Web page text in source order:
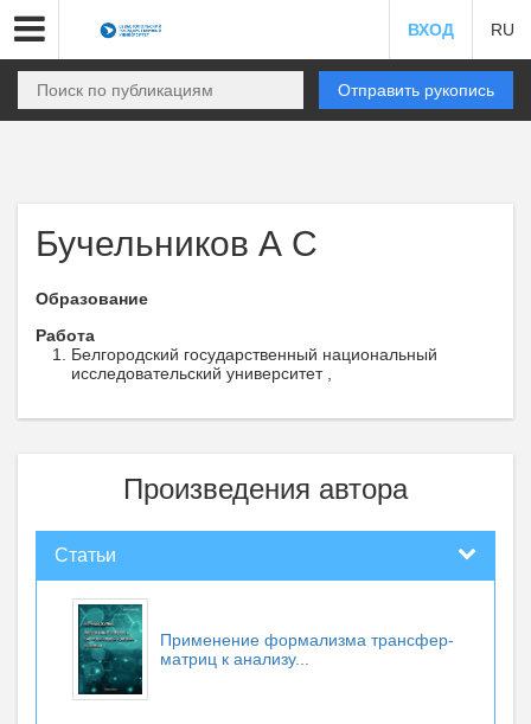
ВХОД RU
Отправить рукопись
Бучельников А С
Образование
Работа
Белгородский государственный национальный
исследовательский университет ,
Произведения автора
Статьи
Применение формализма трансфер-
матриц к анализу...